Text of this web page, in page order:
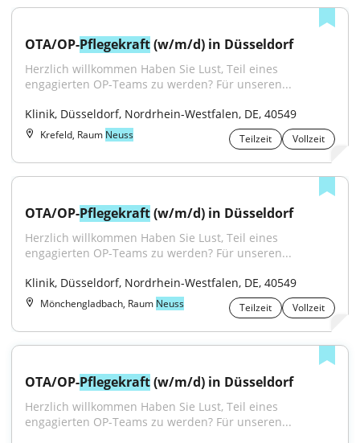
OTA/OP-Pflegekraft (w/m/d) in Düsseldorf
Herzlich willkommen Haben Sie Lust, Teil eines
engagierten OP-Teams zu werden? Für unseren...
Klinik, Düsseldorf, Nordrhein-Westfalen, DE, 40549
Krefeld, Raum Neuss Teilzeit Vollzeit
OTA/OP-Pflegekraft (w/m/d) in Düsseldorf
Herzlich willkommen Haben Sie Lust, Teil eines
engagierten OP-Teams zu werden? Für unseren...
Klinik, Düsseldorf, Nordrhein-Westfalen, DE, 40549
Mönchengladbach, Raum Neuss Teilzeit Vollzeit
OTA/OP-Pflegekraft (w/m/d) in Düsseldorf
Herzlich willkommen Haben Sie Lust, Teil eines
engagierten OP-Teams zu werden? Für unseren...